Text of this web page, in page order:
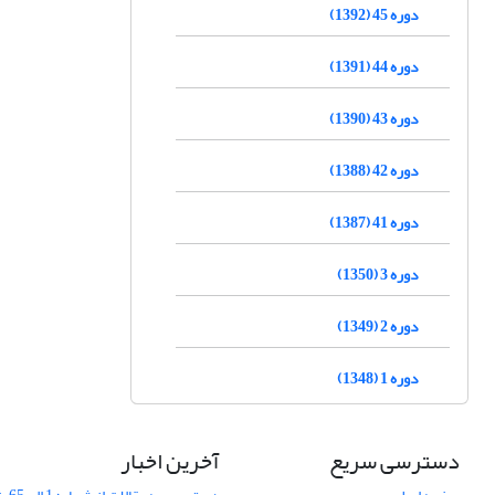
دوره 45 (1392)
دوره 44 (1391)
دوره 43 (1390)
دوره 42 (1388)
دوره 41 (1387)
دوره 3 (1350)
دوره 2 (1349)
دوره 1 (1348)
دسترسی سریع آخرین اخبار